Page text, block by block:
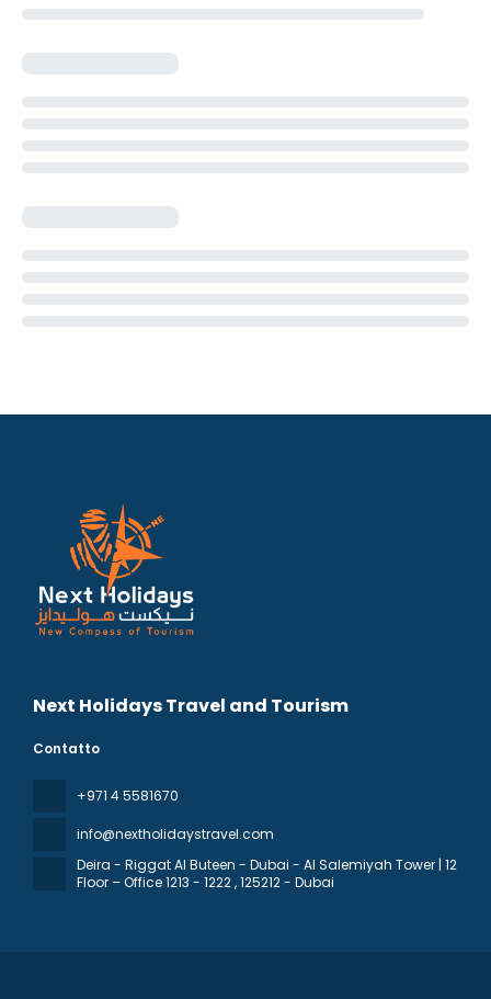
Next Holidays Travel and Tourism
Contatto
+971 4 5581670
info@nextholidaystravel.com
Deira - Riggat Al Buteen - Dubai - Al Salemiyah Tower | 12
Floor – Office 1213 - 1222, 125212 - Dubai